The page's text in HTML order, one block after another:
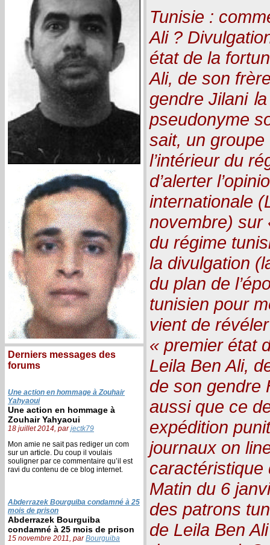
Derniers messages des
forums
Une action en hommage à Zouhair
Yahyaoui
Une action en hommage à
Zouhair Yahyaoui
18 juillet 2014, parjectk79
Mon amie ne sait pas rediger un com
sur un article. Du coup il voulais
souligner par ce commentaire qu’il est
ravi du contenu de ce blog internet.
Abderrazek Bourguiba condamné à 25
mois de prison
Abderrazek Bourguiba
condamné à 25 mois de prison
15 novembre 2011, parBourguiba
Tunisie :
Ali ?
état de la
Ali, de son
gendre Jilani اa y est ! Abdelqahhar,
pseudonyme
sait, un
l’intérieur du
d’alerter
internationale
novembre) sur
du régime
la divulgation
du plan de
tunisien pour
vient de
« premier état
Leila Ben Ali,
de son gendre
aussi que ce
expédition
journaux on
caractéristique
Matin du 6
des patrons
de Leila Ben